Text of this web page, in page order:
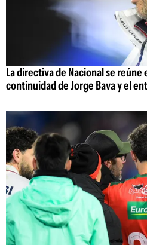
La directiva de Nacional se reúne
continuidad de Jorge Bava y el